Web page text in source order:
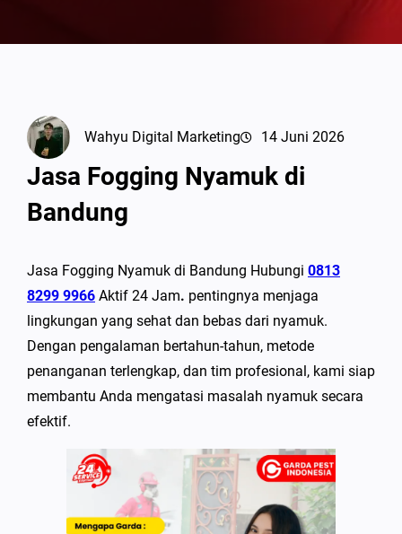
Wahyu Digital Marketing 14 Juni 2026
Jasa Fogging Nyamuk di
Bandung
Jasa Fogging Nyamuk di Bandung Hubungi 0813
8299 9966 Aktif 24 Jam. pentingnya menjaga
lingkungan yang sehat dan bebas dari nyamuk.
Dengan pengalaman bertahun-tahun, metode
penanganan terlengkap, dan tim profesional, kami siap
membantu Anda mengatasi masalah nyamuk secara
efektif.